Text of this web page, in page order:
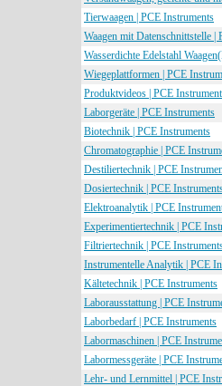
Tierwaagen | PCE Instruments
Waagen mit Datenschnittstelle |
Wasserdichte Edelstahl
Wiegeplattformen | PCE
Produktvideos | PCE
Laborgeräte | PCE Instruments
Biotechnik | PCE Instruments
Chromatographie | PCE
Destiliertechnik | PCE
Dosiertechnik | PCE
Elektroanalytik | PCE
Experimentiertechnik | PCE
Filtriertechnik | PCE
Instrumentelle Analytik | PCE
Kältetechnik | PCE Instruments
Laborausstattung | PCE
Laborbedarf | PCE Instruments
Labormaschinen | PCE
Labormessgeräte | PCE
Lehr- und Lernmittel | PCE